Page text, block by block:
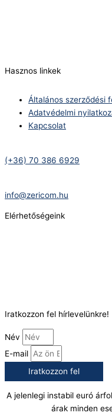
Hasznos linkek
Általános szerződési
Adatvédelmi
Kapcsolat
(+36) 70 386 6929
info@zericom.hu
Elérhetőségeink
Iratkozzon fel hírlevelünkre!
Név
E-mail
Iratkozzon fel
A jelenlegi instabil euró
árak minden